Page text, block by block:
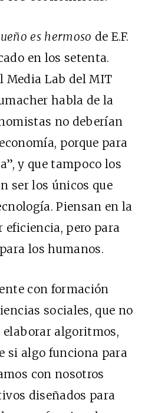
es hermoso de E.F.
en los setenta.
Media Lab del MIT
habla de la
no deberían
porque para
y que tampoco los
ser los únicos que
Piensan en la
eficiencia, pero para
los humanos.
con formación
sociales, que no
elaborar algoritmos,
si algo funciona para
con nosotros
diseñados para